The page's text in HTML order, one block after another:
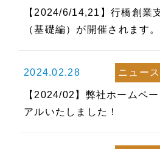
【2024/6/14,21】行橋創業
（基礎編）が開催されます。
2024.02.28 ニュー
【2024/02】弊社ホームペ
アルいたしました！